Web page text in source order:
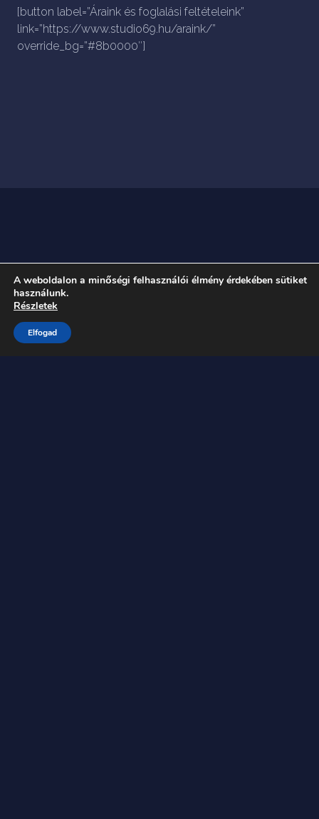
[button label=”Áraink és foglalási feltételeink”
link=”https://www.studio69.hu/araink/”
override_bg=”#8b0000″]
Vélemény, hozzászólás?
A weboldalon a minőségi felhasználói élmény érdekében sütiket
használunk.
Részletek
Elfogad